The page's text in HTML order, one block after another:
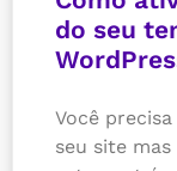
do seu
Você
seu site